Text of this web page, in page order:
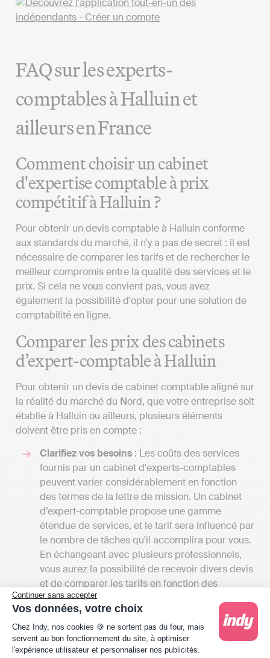
Continuer sans accepter
Vos données, votre choix
Plateforme de Gestion du Consentement :
Chez Indy, nos cookies 🍪 ne sortent pas du four, mais
servent au bon fonctionnement du site, à optimiser
l'expérience utilisateur et personnaliser nos publicités.
FAQ sur les experts-
comptables à Halluin et
ailleurs en France
Comment choisir un cabinet
d'expertise comptable à prix
compétitif à Halluin ?
Pour obtenir un devis comptable à Halluin conforme
aux standards du marché, il n'y a pas de secret : il est
nécessaire de comparer les tarifs et de rechercher le
meilleur compromis entre la qualité des services et le
prix. Si cela ne vous convient pas, vous avez
également la possibilité d'opter pour une solution de
comptabilité en ligne.
Comparer les prix des cabinets
d’expert-comptable à Halluin
Pour obtenir un devis de cabinet comptable aligné sur
la réalité du marché du Nord, que votre entreprise soit
établie à Halluin ou ailleurs, plusieurs éléments
doivent être pris en compte :
Clarifiez vos besoins : Les coûts des services
fournis par un cabinet d'experts-comptables
peuvent varier considérablement en fonction
des termes de la lettre de mission. Un cabinet
d’expert-comptable propose une gamme
étendue de services, et le tarif sera influencé par
le nombre de tâches qu'il accomplira pour vous.
En échangeant avec plusieurs professionnels,
vous aurez la possibilité de recevoir divers devis
et de comparer les tarifs en fonction des
services offerts. Cela vous offrira également une
vue d'ensemble des différentes prestations
disponibles à Halluin.
Comparez les tarifs: Les honoraires des